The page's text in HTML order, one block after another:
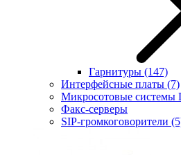
Гарнитуры (147)
Интерфейсные платы (7)
Микросотовые системы
Факс-серверы
SIP-громкоговорители